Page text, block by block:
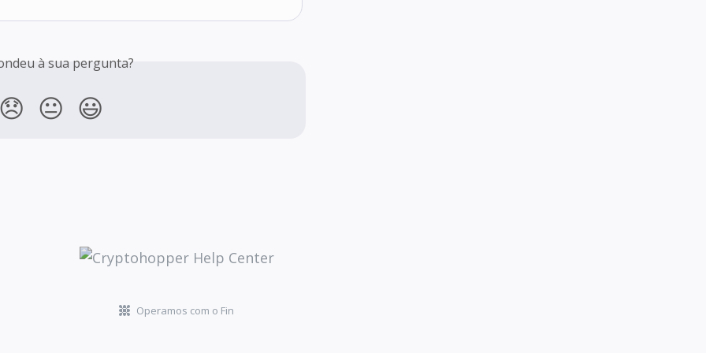
à sua pergunta?
😐 😃
Operamos com o Fin